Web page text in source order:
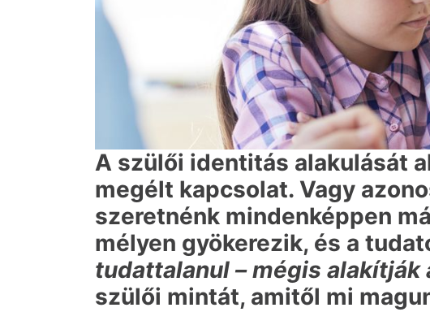
A szülői identitás alakulását
megélt kapcsolat. Vagy
szeretnénk mindenképpen
mélyen gyökerezik, és a
tudattalanul – mégis alakítják
szülői mintát, amitől mi